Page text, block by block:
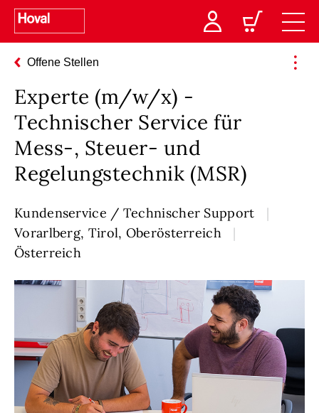
Offene Stellen
Experte (m/w/x) -
Technischer Service für
Mess-, Steuer- und
Regelungstechnik (MSR)
Kundenservice / Technischer Support
Vorarlberg, Tirol, Oberösterreich
Österreich